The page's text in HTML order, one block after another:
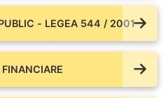
- LEGEA 544 / 2001